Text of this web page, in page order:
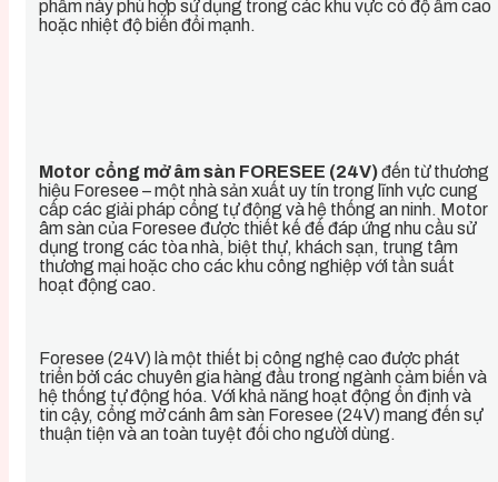
phẩm này phù hợp sử dụng trong các khu vực có độ ẩm cao
hoặc nhiệt độ biến đổi mạnh.
Motor cổng mở âm sàn FORESEE (24V)đến từ thương
hiệu Foresee – một nhà sản xuất uy tín trong lĩnh vực cung
cấp các giải pháp cổng tự động và hệ thống an ninh. Motor
âm sàn của Foresee được thiết kế để đáp ứng nhu cầu sử
dụng trong các tòa nhà, biệt thự, khách sạn, trung tâm
thương mại hoặc cho các khu công nghiệp với tần suất
hoạt động cao.
Foresee (24V) là một thiết bị công nghệ cao được phát
triển bởi các chuyên gia hàng đầu trong ngành cảm biến và
hệ thống tự động hóa. Với khả năng hoạt động ổn định và
tin cậy, cổng mở cánh âm sàn Foresee (24V) mang đến sự
thuận tiện và an toàn tuyệt đối cho người dùng.